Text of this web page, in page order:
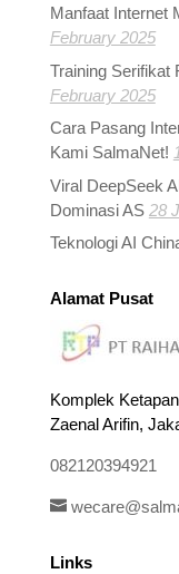
Manfaat Internet
February 2025
Training Serifikat
February 2025
Cara Pasang
Kami SalmaNet!
Viral DeepSeek
Dominasi AS 28
Teknologi AI
Alamat Pusat
Komplek
Zaenal Arifin,
082120394921
Links